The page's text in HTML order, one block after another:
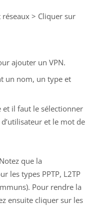
réseaux > Cliquer sur
ajouter un VPN.
un nom, un type et
et il faut le sélectionner
et le mot de
que la
les types PPTP, L2TP
Pour rendre la
ensuite cliquer sur les